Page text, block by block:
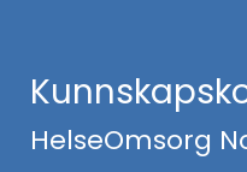
HelseOmsorg